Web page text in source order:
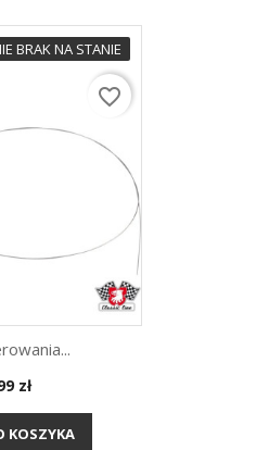
BRAK NA STANIE
podgląd
zł
KOSZYKA
favorite_border